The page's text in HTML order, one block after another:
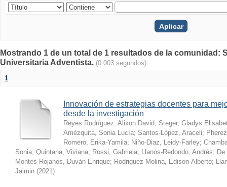
Mostrando 1 de un total de 1 resultados de la comunidad:
Universitaria Adventista. (0.003 segundos)
1
Innovación de estrategias docentes para
desde la investigación
Reyes Rodríguez, Alixon David; Steger, Gladys
Amézquita, Sonia Lucía; Santos-López, Araceli;
Romero, Erika-Yamila; Niño-Diaz, Leidy-Farley;
Sonia; Quintana, Viviana; Rossi, Gabriela; Llanos-Redondo, Andrés;
Montes-Rojanos, Duván Enrique; Rodriguez-Molina, Edison-Alberto;
Jaimin (2021)